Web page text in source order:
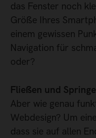
das Fenster noch
Größe Ihres
einem gewissen
Navigation für
oder?
Fließen und
Aber wie genau
Webdesign? Um
dass sie auf allen